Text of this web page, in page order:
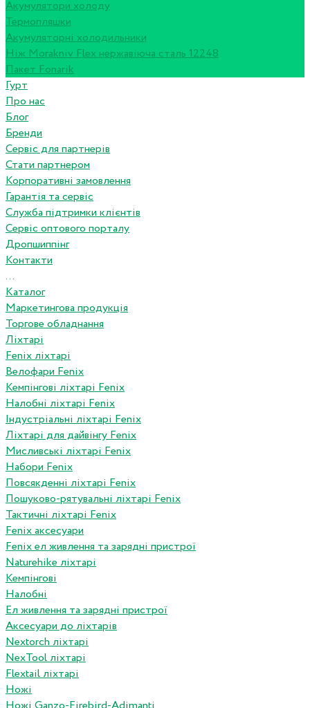
Акумулятори холоду
Термопляшки
Акумуляторні холодильники
Ніж Morakniv Flex нержавіюча сталь 12248
Пакет Fonarik
Гурт
Про нас
Блог
Бренди
Сервіс для партнерів
Стати партнером
Корпоративні замовлення
Гарантія та сервіс
Служба підтримки клієнтів
Сервіс оптового порталу
Дропшиппінг
Контакти
...
Каталог
Маркетингова продукція
Торгове обладнання
Ліхтарі
Fenix ліхтарі
Велофари Fenix
Кемпінгові ліхтарі Fenix
Налобні ліхтарі Fenix
Індустріальні ліхтарі Fenix
Ліхтарі для дайвінгу Fenix
Мисливські ліхтарі Fenix
Набори Fenix
Повсякденні ліхтарі Fenix
Пошуково-рятувальні ліхтарі Fenix
Тактичні ліхтарі Fenix
Fenix аксесуари
Fenix ел живлення та зарядні пристрої
Naturehike ліхтарі
Кемпінгові
Налобні
Ел живлення та зарядні пристрої
Аксесуари до ліхтарів
Nextorch ліхтарі
NexTool ліхтарі
Flextail ліхтарі
Ножі